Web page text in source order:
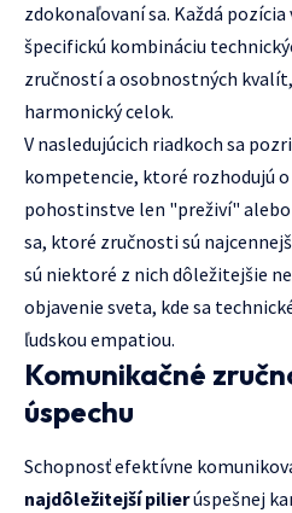
zdokonaľovaní sa. Každá
špecifickú kombináciu
zručností a osobnostných
harmonický celok.
V nasledujúcich riadkoch sa
kompetencie, ktoré rozhodujú
pohostinstve len "preživí"
sa, ktoré zručnosti sú
sú niektoré z nich dôležitejšie
objavenie sveta, kde sa
ľudskou empatiou.
Komunikačné
úspechu
Schopnosť efektívne
najdôležitejší pilierúspešnej